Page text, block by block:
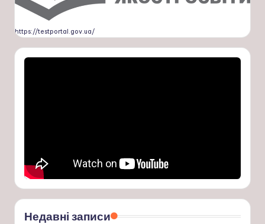
https://testportal.gov.ua/
Недавні записи